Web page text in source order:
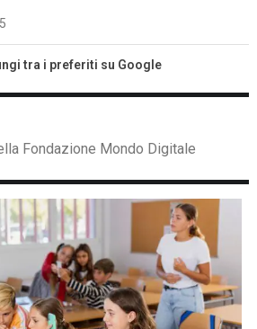
tra i preferiti su Google
Fondazione Mondo Digitale